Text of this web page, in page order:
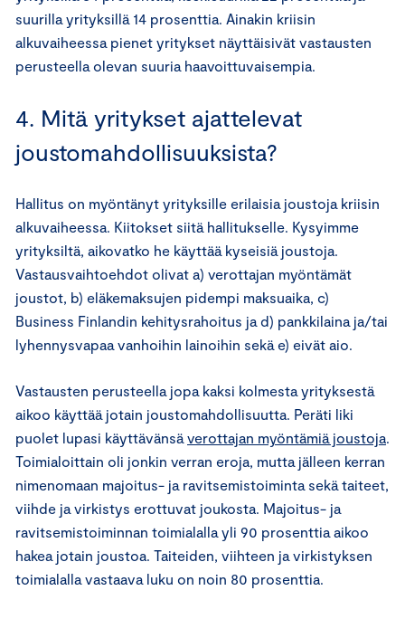
suurilla yrityksillä 14 prosenttia. Ainakin kriisin
alkuvaiheessa pienet yritykset näyttäisivät vastausten
perusteella olevan suuria haavoittuvaisempia.
4. Mitä yritykset ajattelevat
joustomahdollisuuksista?
Hallitus on myöntänyt yrityksille erilaisia joustoja kriisin
alkuvaiheessa. Kiitokset siitä hallitukselle. Kysyimme
yrityksiltä, aikovatko he käyttää kyseisiä joustoja.
Vastausvaihtoehdot olivat a) verottajan myöntämät
joustot, b) eläkemaksujen pidempi maksuaika, c)
Business Finlandin kehitysrahoitus ja d) pankkilaina ja/tai
lyhennysvapaa vanhoihin lainoihin sekä e) eivät aio.
Vastausten perusteella jopa kaksi kolmesta yrityksestä
aikoo käyttää jotain joustomahdollisuutta. Peräti liki
puolet lupasi käyttävänsä verottajan myöntämiä joustoja.
Toimialoittain oli jonkin verran eroja, mutta jälleen kerran
nimenomaan majoitus- ja ravitsemistoiminta sekä taiteet,
viihde ja virkistys erottuvat joukosta. Majoitus- ja
ravitsemistoiminnan toimialalla yli 90 prosenttia aikoo
hakea jotain joustoa. Taiteiden, viihteen ja virkistyksen
toimialalla vastaava luku on noin 80 prosenttia.